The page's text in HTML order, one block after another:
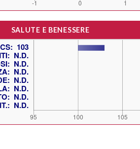
SALUTE E BENESSERE